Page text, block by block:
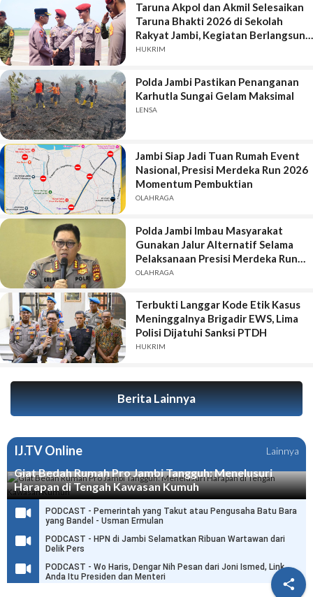

Taruna Akpol dan Akmil Selesaikan
Taruna Bhakti 2026 di Sekolah
Rakyat Jambi, Kegiatan Berlangsung
Aman dan Lancar
HUKRIM
Polda Jambi Pastikan Penanganan
Karhutla Sungai Gelam Maksimal
LENSA
Jambi Siap Jadi Tuan Rumah Event
Nasional, Presisi Merdeka Run 2026
Momentum Pembuktian
OLAHRAGA
Polda Jambi Imbau Masyarakat
Gunakan Jalur Alternatif Selama
Pelaksanaan Presisi Merdeka Run
2026
OLAHRAGA
Terbukti Langgar Kode Etik Kasus
Meninggalnya Brigadir EWS, Lima
Polisi Dijatuhi Sanksi PTDH
HUKRIM
Berita Lainnya
IJ.TV Online Lainnya
Giat Bedah Rumah Pro Jambi Tangguh: Menelusuri
Harapan di Tengah Kawasan Kumuh
PODCAST - Pemerintah yang Takut atau Pengusaha Batu Bara
yang Bandel - Usman Ermulan
PODCAST - HPN di Jambi Selamatkan Ribuan Wartawan dari
Delik Pers
PODCAST - Wo Haris, Dengar Nih Pesan dari Joni Ismed, Link
Anda Itu Presiden dan Menteri